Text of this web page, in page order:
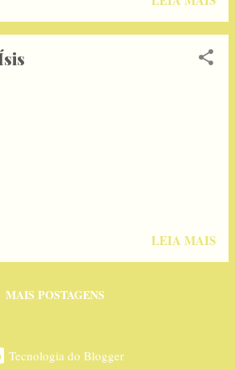
LEIA MAIS
MAIS POSTAGENS
Tecnologia do Blogger